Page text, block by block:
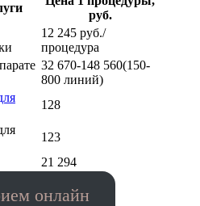
руб.
12 245 руб./
процедура
32 670-148 560(150-
800 линий)
128
123
21 294
онлайн